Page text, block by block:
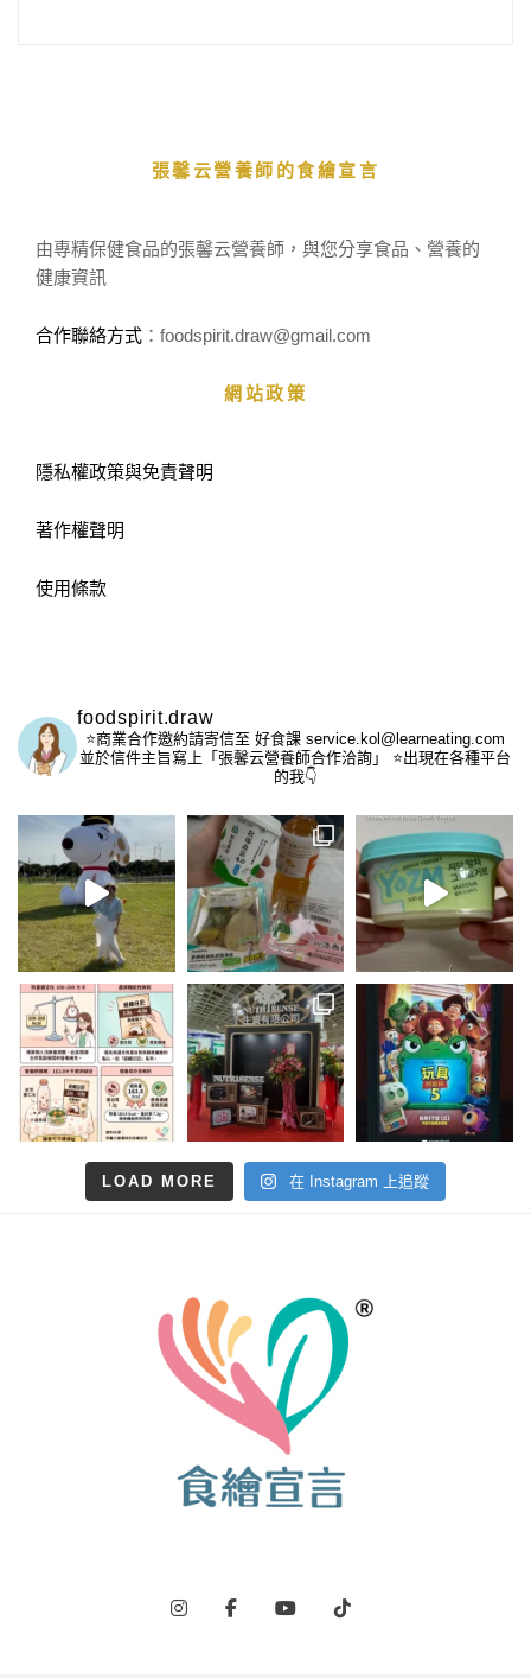
張馨云營養師的食繪宣言
由專精保健食品的張馨云營養師，與您分享食品、營養的
健康資訊
合作聯絡方式 ：foodspirit.draw@gmail.com
網站政策
隱私權政策與免責聲明
著作權聲明
使用條款
foodspirit.draw
⭐️商業合作邀約請寄信至 好食課 service.kol@learneating.com
並於信件主旨寫上「張馨云營養師合作洽詢」
⭐️出現在各種平台
的我👇
LOAD MORE 在 Instagram 上追蹤